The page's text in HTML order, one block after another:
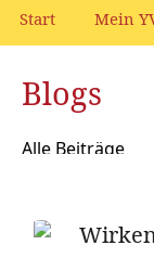
Start Mein
Blogs
Alle Beiträge